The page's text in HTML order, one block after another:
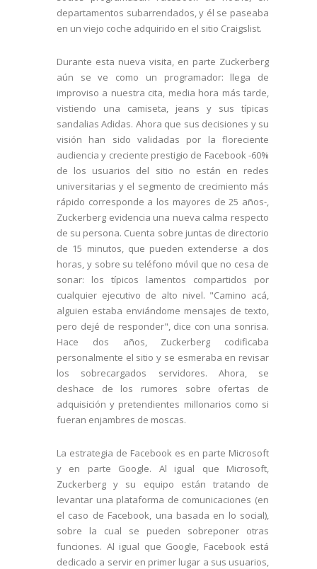
departamentos subarrendados, y él se paseaba
en un viejo coche adquirido en el sitio Craigslist.
Durante esta nueva visita, en parte Zuckerberg
aún se ve como un programador: llega de
improviso a nuestra cita, media hora más tarde,
vistiendo una camiseta, jeans y sus típicas
sandalias Adidas. Ahora que sus decisiones y su
visión han sido validadas por la floreciente
audiencia y creciente prestigio de Facebook -60%
de los usuarios del sitio no están en redes
universitarias y el segmento de crecimiento más
rápido corresponde a los mayores de 25 años-,
Zuckerberg evidencia una nueva calma respecto
de su persona. Cuenta sobre juntas de directorio
de 15 minutos, que pueden extenderse a dos
horas, y sobre su teléfono móvil que no cesa de
sonar: los típicos lamentos compartidos por
cualquier ejecutivo de alto nivel. "Camino acá,
alguien estaba enviándome mensajes de texto,
pero dejé de responder", dice con una sonrisa.
Hace dos años, Zuckerberg codificaba
personalmente el sitio y se esmeraba en revisar
los sobrecargados servidores. Ahora, se
deshace de los rumores sobre ofertas de
adquisición y pretendientes millonarios como si
fueran enjambres de moscas.
La estrategia de Facebook es en parte Microsoft
y en parte Google. Al igual que Microsoft,
Zuckerberg y su equipo están tratando de
levantar una plataforma de comunicaciones (en
el caso de Facebook, una basada en lo social),
sobre la cual se pueden sobreponer otras
funciones. Al igual que Google, Facebook está
dedicado a servir en primer lugar a sus usuarios,